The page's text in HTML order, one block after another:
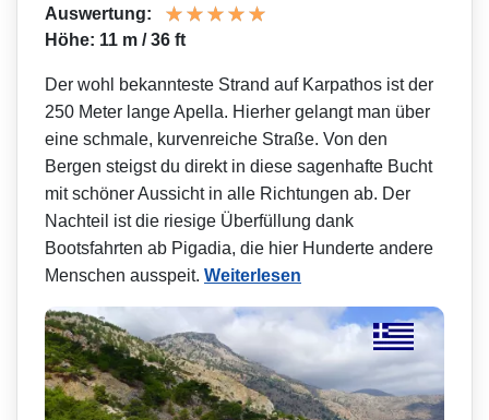
Auswertung:
Höhe: 11 m / 36 ft
Der wohl bekannteste Strand auf Karpathos ist der
250 Meter lange Apella. Hierher gelangt man über
eine schmale, kurvenreiche Straße. Von den
Bergen steigst du direkt in diese sagenhafte Bucht
mit schöner Aussicht in alle Richtungen ab. Der
Nachteil ist die riesige Überfüllung dank
Bootsfahrten ab Pigadia, die hier Hunderte andere
Menschen ausspeit. Weiterlesen